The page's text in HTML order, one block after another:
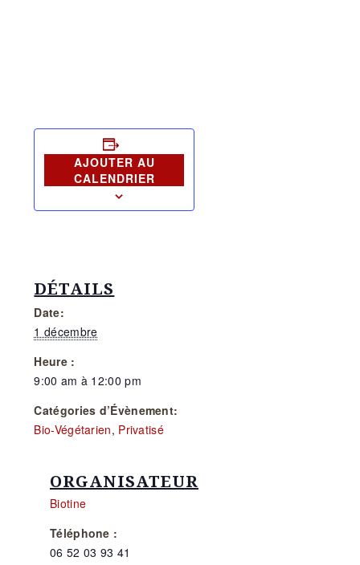
AJOUTER AU
CALENDRIER
DÉTAILS
Date:
1 décembre
Heure :
9:00 am à 12:00 pm
Catégories d’Évènement:
Bio-Végétarien, Privatisé
ORGANISATEUR
Biotine
Téléphone :
06 52 03 93 41